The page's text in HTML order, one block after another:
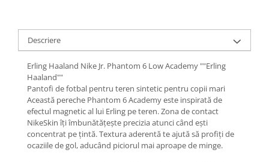
Descriere
Erling Haaland Nike Jr. Phantom 6 Low Academy ""Erling
Haaland""
Pantofi de fotbal pentru teren sintetic pentru copii mari
Această pereche Phantom 6 Academy este inspirată de
efectul magnetic al lui Erling pe teren. Zona de contact
NikeSkin îți îmbunătățește precizia atunci când ești
concentrat pe țintă. Textura aderentă te ajută să profiți de
ocaziile de gol, aducând piciorul mai aproape de minge.